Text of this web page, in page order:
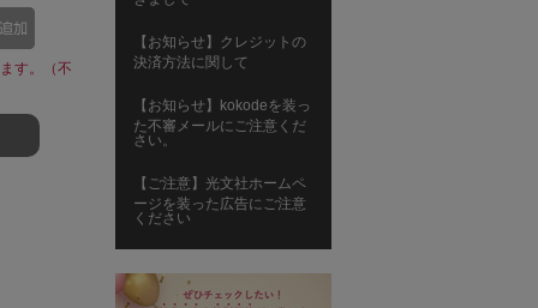
す。（不
【お知らせ】クレジットの
決済方法に関して
【お知らせ】kokodeを装っ
た不審メールにご注意くだ
さい。
【ご注意】光文社ホームペ
ージを装った広告にご注意
ください